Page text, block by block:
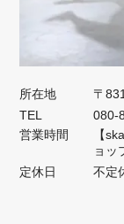
所在地
〒
TEL
080-
営業時間
【
ョッ
定休日
不定